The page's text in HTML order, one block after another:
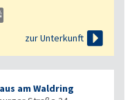
zur Unterkunft 
am Waldring